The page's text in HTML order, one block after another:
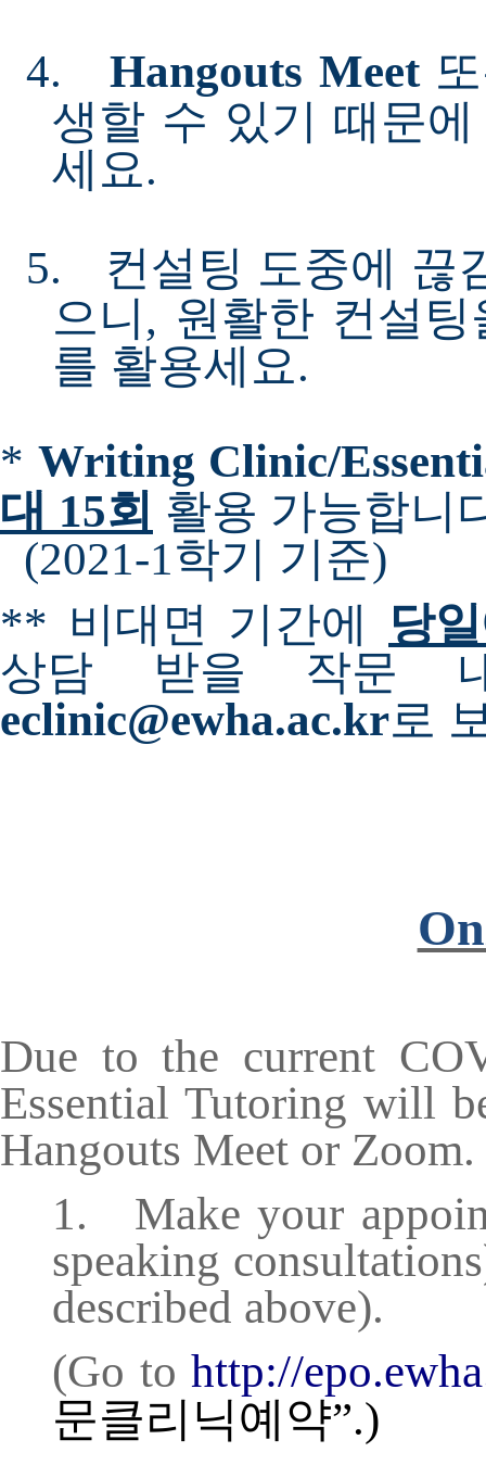
4.
Hangouts Meet
생할 수 있기 때문
세요.
5.
컨설팅 도중에 끊
으니 , 원활한 컨설
를 활용세요.
* Writing Clinic/
대 15회 활용 가능합니
(2021-1학기 기준)
** 비대면 기간에
당
상담 받을 작문
eclinic@ewha.ac.kr로
Due to the current
Essential Tutoring will
Hangouts Meet or Zoom
1.
Make your
speaking
described above).
(Go to http://epo.ew
문클리닉예약”.)